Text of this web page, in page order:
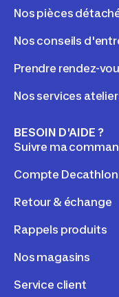
Nos pièces
Nos conseils
Prendre rendez-
Nos services
BESOIN D'AIDE ?
Suivre ma
Compte Decathlon
Retour & échange
Rappels produits
Nos magasins
Service client